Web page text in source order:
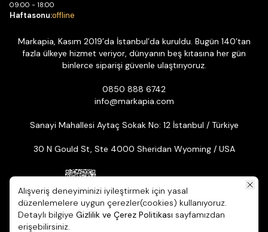
Alışveriş deneyiminizi iyileştirmek için yasal
düzenlemelere uygun çerezler(cookies) kullanıyoruz.
Detaylı bilgiye Gizlilik ve Çerez Politikası sayfamızdan
erişebilirsiniz.
09:00 - 18:00
Haftasonu:offline
Markapia, Kasım 2019’da İstanbul’da kuruldu. Bugün 140’tan
fazla ülkeye hizmet veriyor, dünyanın beş kıtasına her gün
binlerce siparişi güvenle ulaştırıyoruz.
0850 888 6742
info@markapia.com
Sanayi Mahallesi Aytaç Sokak No: 12 İstanbul / Türkiye
30 N Gould St, Ste 4000 Sheridan Wyoming / USA
© 2026 Markapia | Tüm Hakları Saklıdır. ikas E-ticaret Altyapısıyla